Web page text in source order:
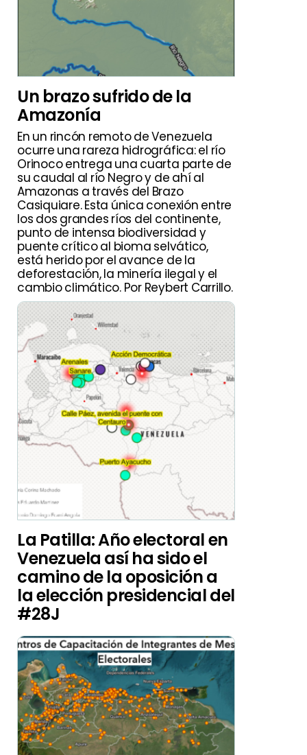
Un brazo sufrido de la
Amazonía
En un rincón remoto de Venezuela
ocurre una rareza hidrográfica: el río
Orinoco entrega una cuarta parte de
su caudal al río Negro y de ahí al
Amazonas a través del Brazo
Casiquiare. Esta única conexión entre
los dos grandes ríos del continente,
punto de intensa biodiversidad y
puente crítico al bioma selvático,
está herido por el avance de la
deforestación, la minería ilegal y el
cambio climático. Por Reybert Carrillo.
La Patilla: Año electoral en
Venezuela así ha sido el
camino de la oposición a
la elección presidencial del
#28J